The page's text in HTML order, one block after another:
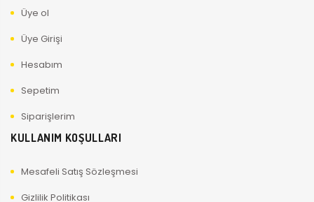
Üye ol
Üye Girişi
Hesabım
Sepetim
Siparişlerim
KULLANIM KOŞULLARI
Mesafeli Satış Sözleşmesi
Gizlilik Politikası